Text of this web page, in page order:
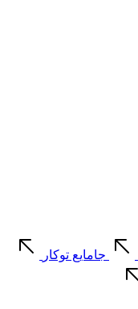
جامایع توکار